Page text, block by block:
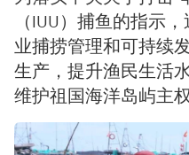
（IUU）捕鱼的指示
业捕捞管理和可持续
生产，提升渔民生活
维护祖国海洋岛屿主